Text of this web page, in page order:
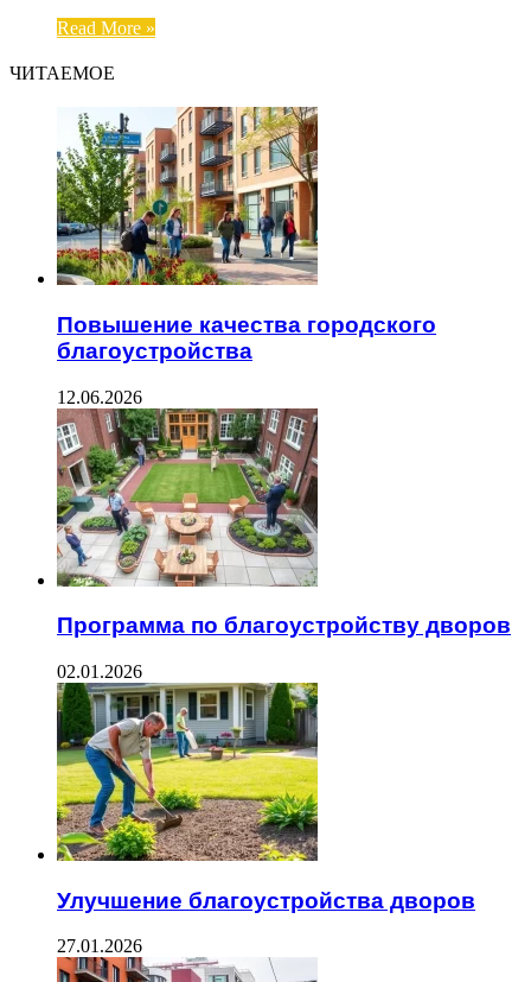
Read More »
ЧИТАЕМОЕ
Повышение качества городского
благоустройства
12.06.2026
Программа по благоустройству дворов
02.01.2026
Улучшение благоустройства дворов
27.01.2026